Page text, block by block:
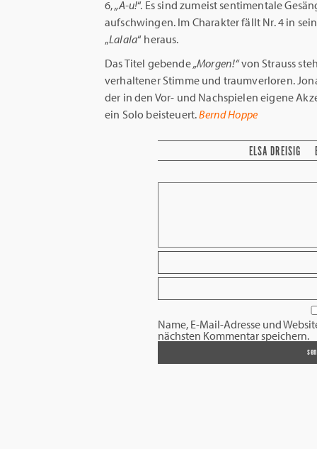
6,„A-u!“. Es sind zumeist sentimentale
aufschwingen. Im Charakter fällt Nr. 4 in
„Lalala“ heraus.
Das Titel gebende„Morgen!“von Strauss
verhaltener Stimme und traumverloren.
der in den Vor- und Nachspielen eigene
ein Solo beisteuert.Bernd Hoppe
ELSA DREISIG
Name, E-Mail-Adresse und
nächsten Kommentar speichern.